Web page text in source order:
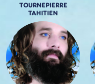
TOURNEPIERRE
TAHITIEN